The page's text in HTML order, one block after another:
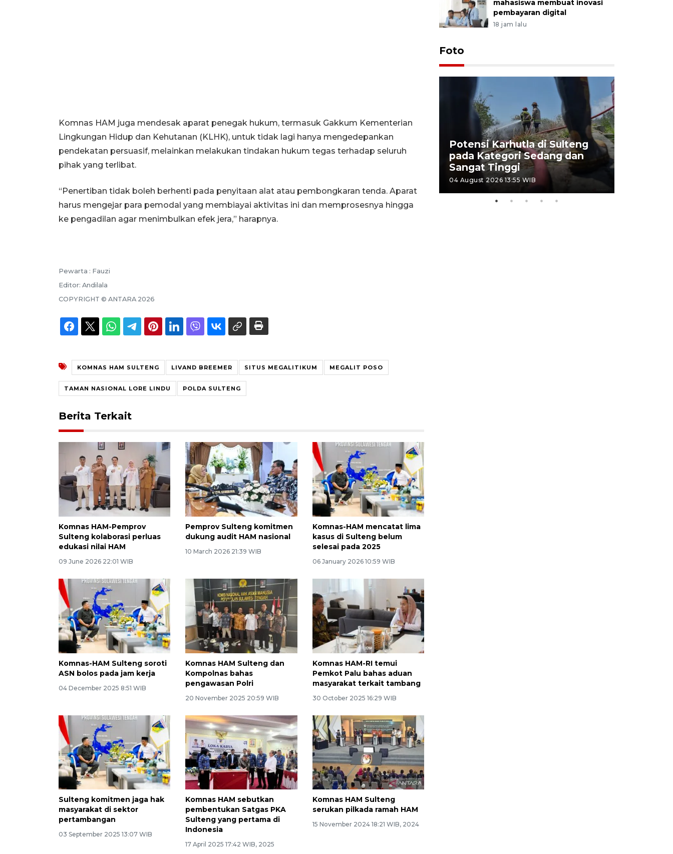
Komnas HAM juga mendesak aparat penegak hukum, termasuk Gakkum Kementerian
Lingkungan Hidup dan Kehutanan (KLHK), untuk tidak lagi hanya mengedepankan
pendekatan persuasif, melainkan melakukan tindakan hukum tegas terhadap seluruh
pihak yang terlibat.
“Penertiban tidak boleh berhenti pada penyitaan alat atau pembongkaran tenda. Aparat
harus mengejar para pemodal yang membiayai aktivitas ini dan memprosesnya hingga
ke pengadilan agar menimbulkan efek jera,” harapnya.
Pewarta : Fauzi
Editor: Andilala
COPYRIGHT © ANTARA 2026
KOMNAS HAM SULTENG LIVAND BREEMER SITUS MEGALITIKUM MEGALIT POSO
TAMAN NASIONAL LORE LINDU POLDA SULTENG
Berita Terkait
Komnas HAM-Pemprov
Sulteng kolaborasi perluas
edukasi nilai HAM
09 June 2026 22:01 WIB
Pemprov Sulteng komitmen
dukung audit HAM nasional
10 March 2026 21:39 WIB
Komnas-HAM mencatat lima
kasus di Sulteng belum
selesai pada 2025
06 January 2026 10:59 WIB
Komnas-HAM Sulteng soroti
ASN bolos pada jam kerja
04 December 2025 8:51 WIB
Komnas HAM Sulteng dan
Kompolnas bahas
pengawasan Polri
20 November 2025 20:59 WIB
Komnas HAM-RI temui
Pemkot Palu bahas aduan
masyarakat terkait tambang
30 October 2025 16:29 WIB
Sulteng komitmen jaga hak
masyarakat di sektor
pertambangan
03 September 2025 13:07 WIB
Komnas HAM sebutkan
pembentukan Satgas PKA
Sulteng yang pertama di
Indonesia
17 April 2025 17:42 WIB, 2025
Komnas HAM Sulteng
serukan pilkada ramah HAM
15 November 2024 18:21 WIB, 2024
mahasiswa membuat inovasi
pembayaran digital
18 jam lalu
Foto
Layanan pembuatan SIM Baru
Potensi Karhutla di Sulteng
pada Kategori Sedang dan
Sangat Tinggi
04 August 2026 13:55 WIB